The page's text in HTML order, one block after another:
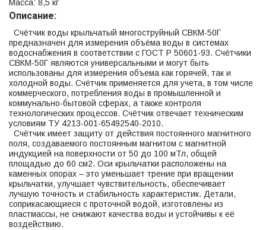
Масса: 8,5 кг
Описание:
Счётчик воды крыльчатый многоструйный СВКМ-50Г
предназначен для измерения объёма воды в системах
водоснабжения в соответствии с ГОСТ Р 50601-93. Счётчики
СВКМ-50Г являются универсальными и могут быть
использованы для измерения объема как горячей, так и
холодной воды. Счётчик применяется для учета, в том числе
коммерческого, потребления воды в промышленной и
коммунально-бытовой сферах, а также контроля
технологических процессов. Счётчик отвечает техническим
условиям ТУ 4213-001-65492540-2010.
Счётчик имеет защиту от действия постоянного магнитного
поля, создаваемого постоянным магнитом с магнитной
индукцией на поверхности от 50 до 100 мТл, общей
площадью до 60 см2. Оси крыльчатки расположены на
каменных опорах – это уменьшает трение при вращении
крыльчатки, улучшает чувствительность, обеспечивает
лучшую точность и стабильность характеристик. Детали,
соприкасающиеся с проточной водой, изготовлены из
пластмассы, не снижают качества воды и устойчивы к её
воздействию.